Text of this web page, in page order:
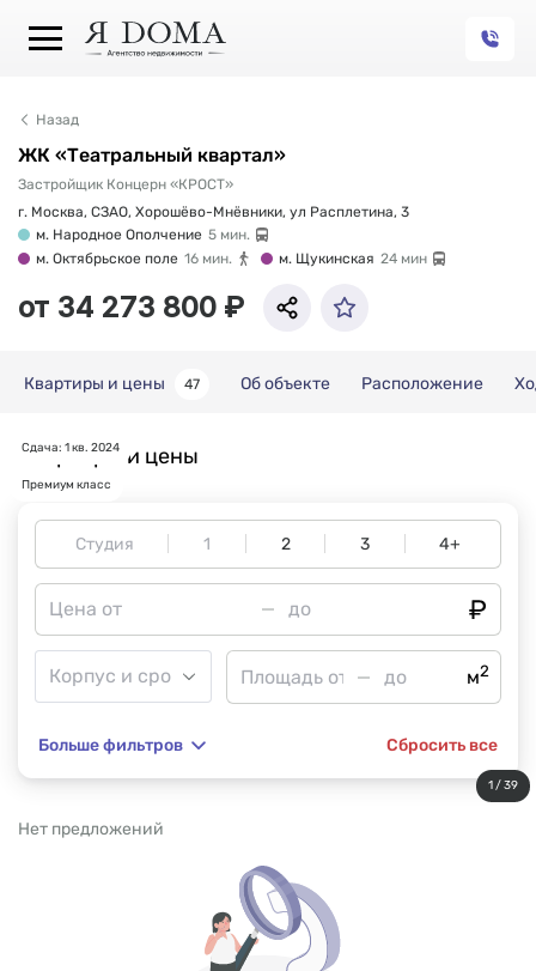
Назад
ЖК «Театральный квартал»
Застройщик Концерн «КРОСТ»
г. Москва, СЗАО, Хорошёво-Мнёвники, ул Расплетина, 3
м. Народное Ополчение 5 мин.
м. Октябрьское поле 16 мин. м. Щукинская 24 мин
от 34 273 800 ₽
Квартиры и цены 47 Об объекте Расположение
Сдача: 1 кв. 2024
Премиум класс
1 / 39
Квартиры и цены
Студия 1 2 3 4+
м2
Больше фильтров Сбросить все
Нет предложений